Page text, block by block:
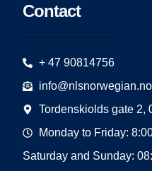
Contact
+ 47 90814756
info@nlsnorwegian.no
Tordenskiolds gate 2,
Monday to Friday:
Saturday and Sunday: